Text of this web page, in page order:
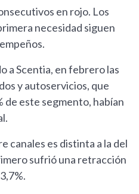
en rojo. Los
necesidad siguen
a Scentia, en febrero las
y autoservicios, que
este segmento, habían
canales es distinta a la del
sufrió una retracción